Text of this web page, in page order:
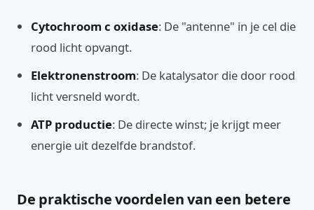
Cytochroom c oxidase: De "antenne" in je cel die
rood licht opvangt.
Elektronenstroom: De katalysator die door rood
licht versneld wordt.
ATP productie: De directe winst; je krijgt meer
energie uit dezelfde brandstof.
De praktische voordelen van een betere